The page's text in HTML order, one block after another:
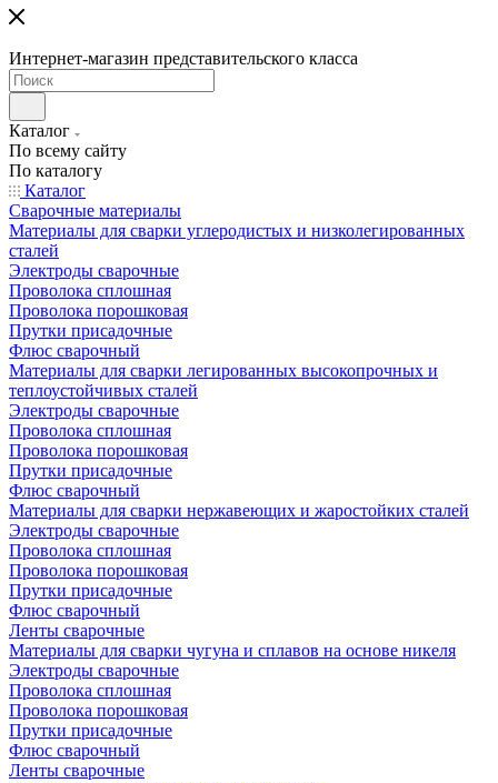
Интернет-магазин представительского класса
Каталог
По всему сайту
По каталогу
Каталог
Сварочные материалы
Материалы для сварки углеродистых и низколегированных
сталей
Электроды сварочные
Проволока сплошная
Проволока порошковая
Прутки присадочные
Флюс сварочный
Материалы для сварки легированных высокопрочных и
теплоустойчивых сталей
Электроды сварочные
Проволока сплошная
Проволока порошковая
Прутки присадочные
Флюс сварочный
Материалы для сварки нержавеющих и жаростойких сталей
Электроды сварочные
Проволока сплошная
Проволока порошковая
Прутки присадочные
Флюс сварочный
Ленты сварочные
Материалы для сварки чугуна и сплавов на основе никеля
Электроды сварочные
Проволока сплошная
Проволока порошковая
Прутки присадочные
Флюс сварочный
Ленты сварочные